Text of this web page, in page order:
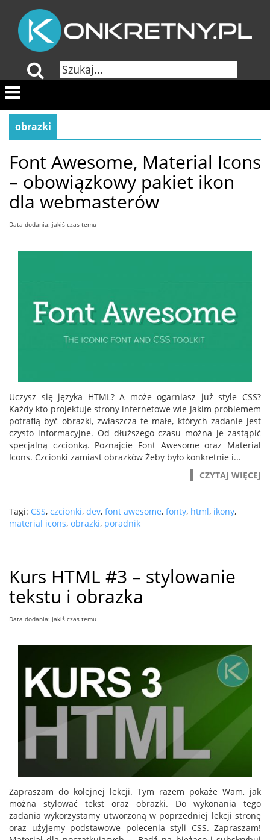
obrazki
Font Awesome, Material Icons
– obowiązkowy pakiet ikon
dla webmasterów
Data dodania: jakiś czas temu
Uczysz się języka HTML? A może ogarniasz już style CSS?
Każdy kto projektuje strony internetowe wie jakim problemem
potrafią być obrazki, zwłaszcza te małe, których zadanie jest
czysto informacyjne. Od dłuższego czasu można je zastąpić
specjalną czcionką. Poznajcie Font Awesome oraz Material
Icons. Czcionki zamiast obrazków Żeby było konkretnie i...
CZYTAJ WIĘCEJ
Tagi: CSS, czcionki, dev, font awesome, fonty, html, ikony,
material icons, obrazki, poradnik
Kurs HTML #3 – stylowanie
tekstu i obrazka
Data dodania: jakiś czas temu
Zapraszam do kolejnej lekcji. Tym razem pokaże Wam, jak
można stylować tekst oraz obrazki. Do wykonania tego
zadania wykorzystamy utworzoną w poprzedniej lekcji stronę
oraz użyjemy podstawowe polecenia styli CSS. Zapraszam!